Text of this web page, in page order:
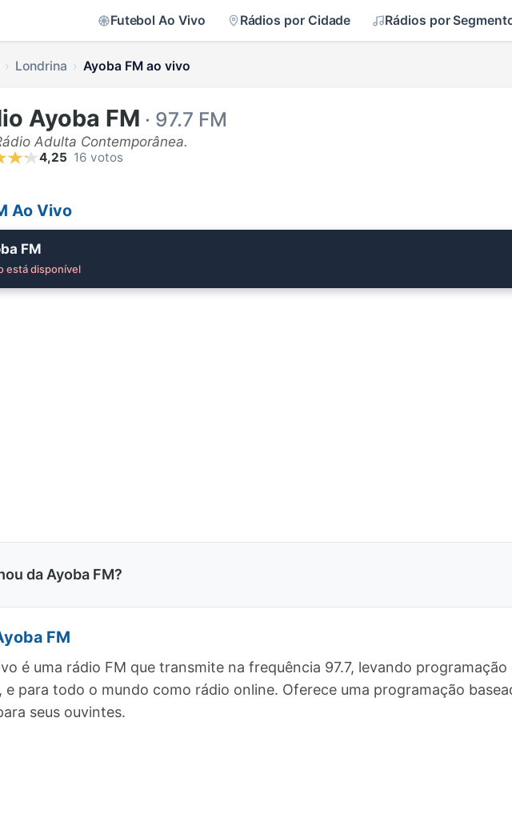
Futebol Ao Vivo Rádios por Cidade Rádios por
Londrina Ayoba FM ao vivo
Ayoba FM · 97.7 FM
Adulta Contemporânea.
4,25 16 votos
Ao Vivo
FM
está disponível
da Ayoba FM?
FM
é uma rádio FM que transmite na frequência 97.7, levando
e para todo o mundo como rádio online. Oferece uma programação
seus ouvintes.